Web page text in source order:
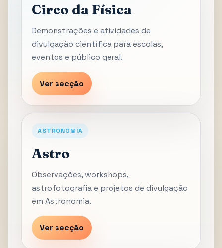
Circo da Física
Demonstrações e atividades de
divulgação científica para escolas,
eventos e público geral.
Ver secção
ASTRONOMIA
Astro
Observações, workshops,
astrofotografia e projetos de divulgação
em Astronomia.
Ver secção